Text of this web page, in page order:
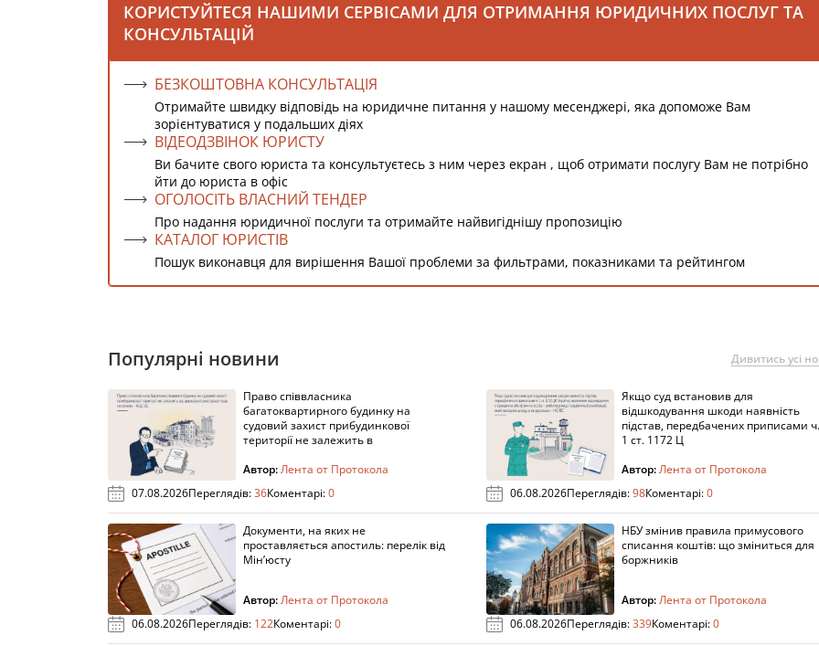
КОРИСТУЙТЕСЯ НАШИМИ СЕРВІСАМИ ДЛЯ ОТРИМАННЯ ЮРИДИЧНИХ ПОСЛУГ ТА
КОНСУЛЬТАЦІЙ
БЕЗКОШТОВНА КОНСУЛЬТАЦІЯ
Отримайте швидку відповідь на юридичне питання у нашому месенджері, яка допоможе Вам
зорієнтуватися у подальших діях
ВІДЕОДЗВІНОК ЮРИСТУ
Ви бачите свого юриста та консультуєтесь з ним через екран , щоб отримати послугу Вам не потрібно
йти до юриста в офіс
ОГОЛОСІТЬ ВЛАСНИЙ ТЕНДЕР
Про надання юридичної послуги та отримайте найвигіднішу пропозицію
КАТАЛОГ ЮРИСТІВ
Пошук виконавця для вирішення Вашої проблеми за фильтрами, показниками та рейтингом
Популярні новини Дивитись усі
Право співвласника
багатоквартирного будинку на
судовий захист прибудинкової
території не залежить в
Автор:Лента от Протокола
07.08.2026Переглядів:36Коментарі:0
Якщо суд встановив для
відшкодування шкоди наявність
підстав, передбачених приписами ч.
1 ст. 1172 Ц
Автор:Лента от Протокола
06.08.2026Переглядів:98Коментарі:0
Документи, на яких не
проставляється апостиль: перелік від
Мін’юсту
Автор:Лента от Протокола
06.08.2026Переглядів: 122Коментарі:0
НБУ змінив правила примусового
списання коштів: що зміниться для
боржників
Автор:Лента от Протокола
06.08.2026Переглядів:339Коментарі:0